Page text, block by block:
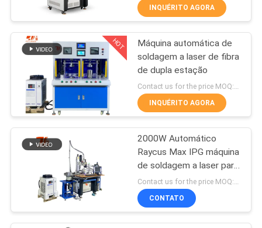
SITE
PRIVACY
POLICY
Máquina do
revestimento do
laser
Máquina da limpeza
do laser
50
INQUÉRITO AGORA
HOT
Máquina automática de
soldagem a laser de fibra
de dupla estação
Contact us for the price MOQ:1 conjunto
INQUÉRITO AGORA
2000W Automático
Raycus Max IPG máquina
de soldagem a laser para
Sink Clamp Soldagem
pode ser personalizado
CONTATO